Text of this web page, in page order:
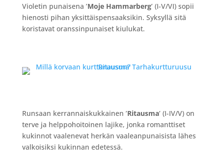
Violetin punaisena ’Moje Hammarberg’ (I-V/VI) sopii
hienosti pihan yksittäispensaaksikin. Syksyllä sitä
koristavat oranssinpunaiset kiulukat.
Runsaan kerrannaiskukkainen ’Ritausma’ (I-IV/V) on
terve ja helppohoitoinen lajike, jonka romanttiset
kukinnot vaalenevat herkän vaaleanpunaisista lähes
valkoisiksi kukinnan edetessä.